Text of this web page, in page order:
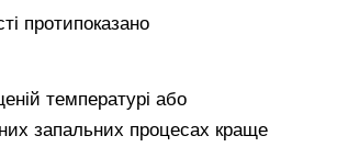
протипоказано
температурі або
запальних процесах краще